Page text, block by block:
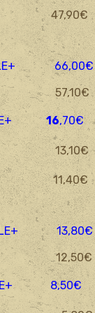
47,90€
66,00€
16,70€
11,40€
13,80€
8,50€